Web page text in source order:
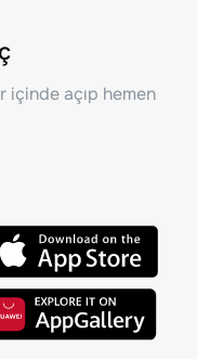
içinde açıp hemen